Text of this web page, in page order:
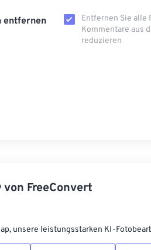
entfernen
Entfernen Sie alle
Kommentare aus
reduzieren
von FreeConvert
unsere leistungsstarken KI-